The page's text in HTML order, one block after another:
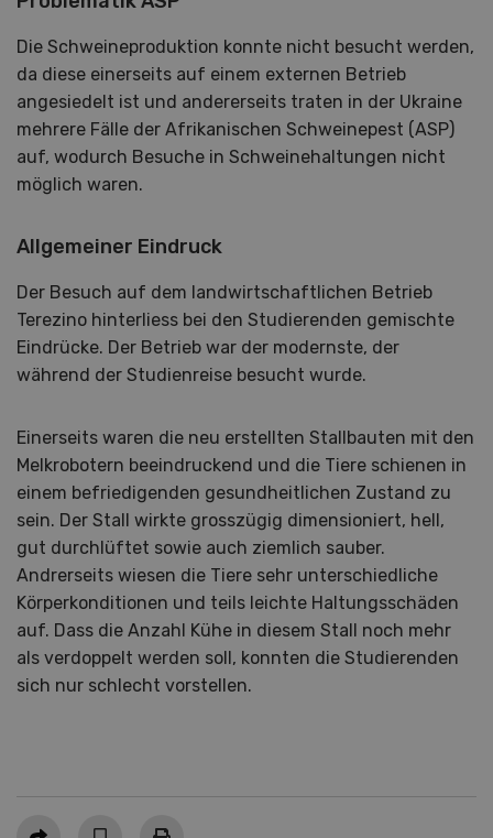
Die Schweineproduktion konnte nicht besucht werden,
da diese einerseits auf einem externen Betrieb
angesiedelt ist und andererseits traten in der Ukraine
mehrere Fälle der Afrikanischen Schweinepest (ASP)
auf, wodurch Besuche in Schweinehaltungen nicht
möglich waren.
Allgemeiner Eindruck
Der Besuch auf dem landwirtschaftlichen Betrieb
Terezino hinterliess bei den Studierenden gemischte
Eindrücke. Der Betrieb war der modernste, der
während der Studienreise besucht wurde.
Einerseits waren die neu erstellten Stallbauten mit den
Melkrobotern beeindruckend und die Tiere schienen in
einem befriedigenden gesundheitlichen Zustand zu
sein. Der Stall wirkte grosszügig dimensioniert, hell,
gut durchlüftet sowie auch ziemlich sauber.
Andrerseits wiesen die Tiere sehr unterschiedliche
Körperkonditionen und teils leichte Haltungsschäden
auf. Dass die Anzahl Kühe in diesem Stall noch mehr
als verdoppelt werden soll, konnten die Studierenden
sich nur schlecht vorstellen.
Teilen